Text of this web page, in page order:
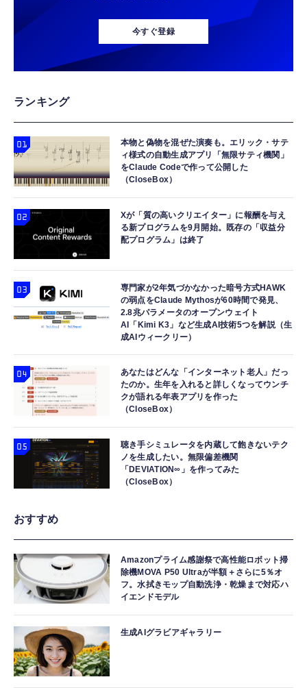
今すぐ登録
ランキング
本物と偽物を混ぜた演奏も。エリック・サテ
ィ様式の自動生成アプリ「無限サティ機関」
をClaude Codeで作って公開した
（CloseBox）
Xが「質の高いクリエイター」に報酬を与え
る新プログラムを9月開始。既存の「収益分
配プログラム」は終了
専門家が2年気づかなかった暗号方式HAWK
の弱点をClaude Mythosが60時間で発見、
2.8兆パラメータのオープンウェイト
AI「Kimi K3」など生成AI技術5つを解説（生
成AIウィークリー）
あなたはどんな「インターネット老人」だっ
たのか。生年を入れると詳しくなってウンチ
クが語れる年表アプリを作った
（CloseBox）
聴き手シミュレータを内蔵して飽きないテク
ノを生成したい。無限偏差機関
「DEVIATION∞」を作ってみた
（CloseBox）
おすすめ
Amazonプライム感謝祭で高性能ロボット掃
除機MOVA P50 Ultraが半額＋さらに5％オ
フ。水拭きモップ自動洗浄・乾燥まで対応ハ
イエンドモデル
生成AIグラビアギャラリー